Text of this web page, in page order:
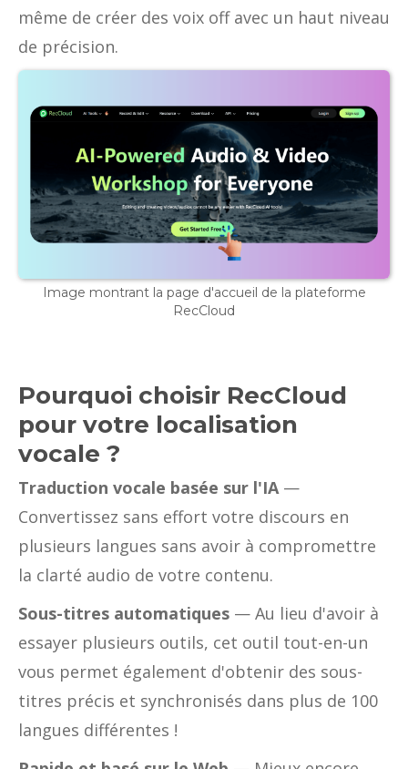
même de créer des voix off avec un haut niveau
de précision.
Image montrant la page d'accueil de la plateforme
RecCloud
Pourquoi choisir RecCloud
pour votre localisation
vocale ?
Traduction vocale basée sur l'IA—
Convertissez sans effort votre discours en
plusieurs langues sans avoir à compromettre
la clarté audio de votre contenu.
Sous-titres automatiques — Au lieu d'avoir à
essayer plusieurs outils, cet outil tout-en-un
vous permet également d'obtenir des sous-
titres précis et synchronisés dans plus de 100
langues différentes !